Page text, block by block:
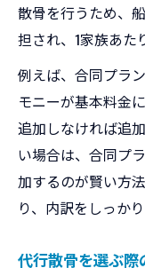
散骨を行うため、
担され、1家族あた
例えば、合同プラ
モニーが基本料金
追加しなければ追
い場合は、合同プ
加するのが賢い方
り、内訳をしっか
代行散骨を選ぶ